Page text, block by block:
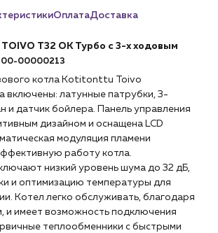
кабинет
данные
070-19-79
9:00 – 18:00
ОплатаДоставка
T32 OK Турбо с 3-х ходовым
00-00000213
котла Kotitonttu Toivo
включены: латунные патрубки, 3-
и датчик бойлера. Панель управления
дизайном и оснащена LCD
модуляция пламени
работу котла.
низкий уровень шума до 32 дБ,
и оптимизацию температуры для
Котел легко обслуживать, благодаря
и имеет возможность подключения
теплообменники с быстрыми